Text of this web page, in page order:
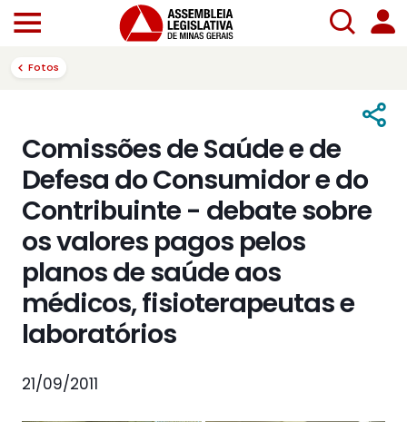
Fotos
Comissões de Saúde e de
Defesa do Consumidor e do
Contribuinte - debate sobre
os valores pagos pelos
planos de saúde aos
médicos, fisioterapeutas e
laboratórios
21/09/2011